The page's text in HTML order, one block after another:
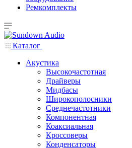
Ремкомплекты
Каталог
Акустика
Высокочастотная
Драйверы
Мидбасы
Широкополосники
Среднечастотники
Компонентная
Коаксиальная
Кроссоверы
Конденсаторы